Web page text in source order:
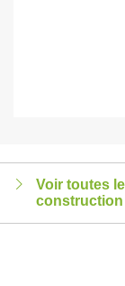
Voir toutes
construction